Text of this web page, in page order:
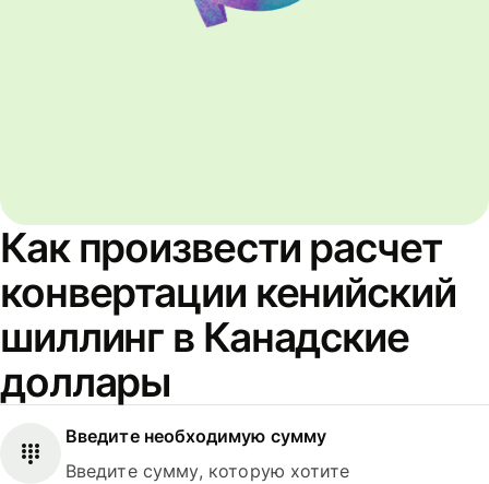
Как произвести расчет
конвертации кенийский
шиллинг в Канадские
доллары
Введите необходимую сумму
Введите сумму, которую хотите